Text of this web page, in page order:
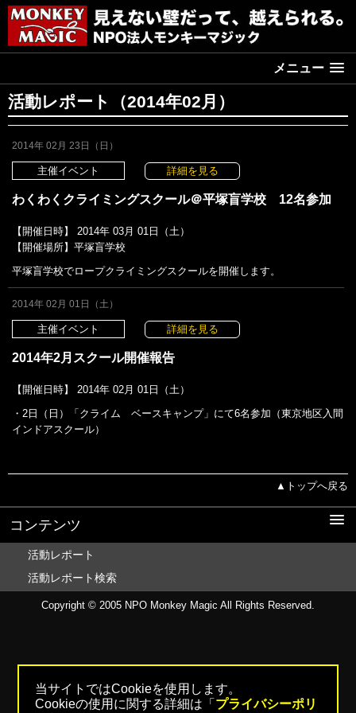
当サイトではCookieを使用します。
Cookieの使用に関する詳細は「 プライバシーポリ
メニュー
活動レポート（2014年02月）
2014年 02月 23日（日）
主催イベント 詳細を見る
わくわくクライミングスクール＠平塚盲学校 12名参加
【開催日時】 2014年 03月 01日（土）
【開催場所】平塚盲学校
平塚盲学校でロープクライミングスクールを開催します。
2014年 02月 01日（土）
主催イベント 詳細を見る
2014年2月スクール開催報告
【開催日時】 2014年 02月 01日（土）
・2日（日）「クライム ベースキャンプ」にて6名参加（東京地区入間
インドアスクール）
▲トップへ戻る
コンテンツ
活動レポート
活動レポート検索
Copyright © 2005 NPO Monkey Magic All Rights Reserved.